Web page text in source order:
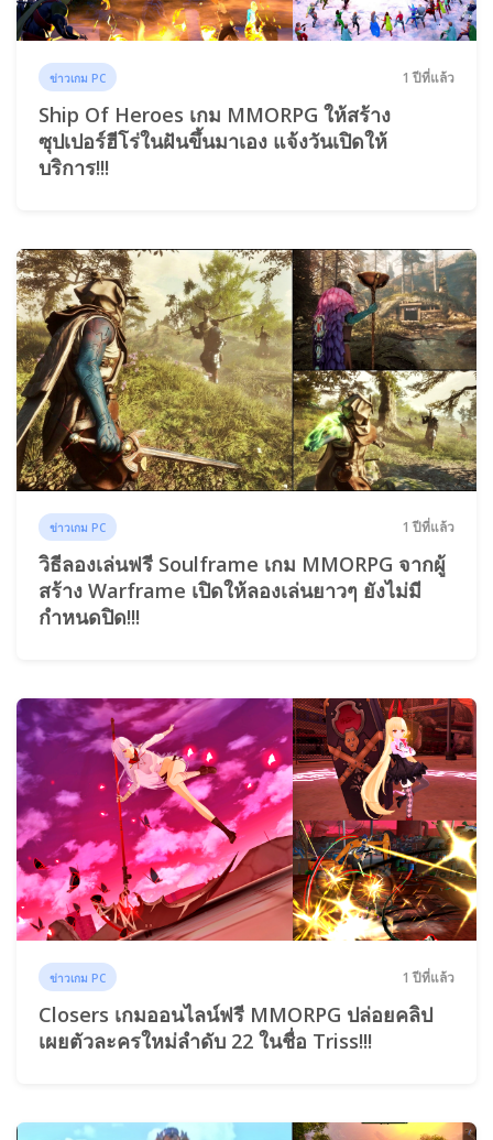
ข่าวเกม PC 1 ปีที่แล้ว
Ship Of Heroes เกม MMORPG ให้สร้าง
ซุปเปอร์ฮีโร่ในฝันขึ้นมาเอง แจ้งวันเปิดให้
บริการ!!!
ข่าวเกม PC 1 ปีที่แล้ว
วิธีลองเล่นฟรี Soulframe เกม MMORPG จากผู้
สร้าง Warframe เปิดให้ลองเล่นยาวๆ ยังไม่มี
กำหนดปิด!!!
ข่าวเกม PC 1 ปีที่แล้ว
Closers เกมออนไลน์ฟรี MMORPG ปล่อยคลิป
เผยตัวละครใหม่ลำดับ 22 ในชื่อ Triss!!!